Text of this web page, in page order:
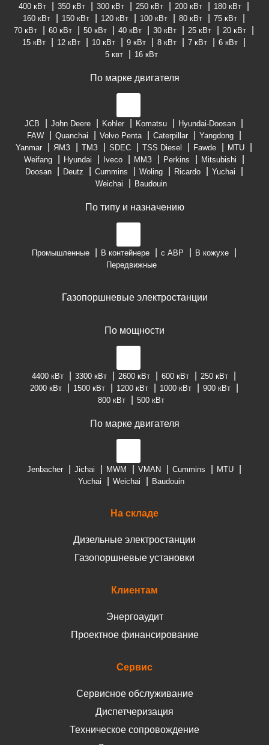
400 кВт
350 кВт 300 кВт 250 кВт 200 кВт
180 кВт
160 кВт
150 кВт 120 кВт 100 кВт 80 кВт
75 кВт
70 кВт
60 кВт 50 кВт 40 кВт 30 кВт 25 кВт
20 кВт
15 кВт
12 кВт 10 кВт 9 кВт 8 кВт 7 кВт
6 кВт
5 квт
16 кВт
По марке двигателя
JCB John Deere Kohler Komatsu
Hyundai-Doosan
FAW
Quanchai Volvo Penta Caterpillar
Yangdong
Yanmar
ЯМЗ ТМЗ SDEC TSS Diesel Fawde
MTU
Weifang
Hyundai Iveco ММЗ Perkins
Mitsubishi
Doosan
Deutz Cummins Woling Ricardo
Yuchai
Weichai
Baudouin
По типу и назначению
Промышленные В контейнере с АВР
В кожухе
Передвижные
Газопоршневые электростанции
По мощности
4400 кВт 3300 кВт 2600 кВт 600 кВт
250 кВт
2000 кВт
1500 кВт 1200 кВт 1000 кВт
900 кВт
800 кВт
500 кВт
По марке двигателя
Jenbacher Jichai MWM VMAN Cummins
MTU
Yuchai
Weichai Baudouin
На складе
Дизельные электростанции
Газопоршневые установки
Клиентам
Энергоаудит
Проектное финансирование
Сервис
Сервисное обслуживание
Диспетчеризация
Техническое сопровождение